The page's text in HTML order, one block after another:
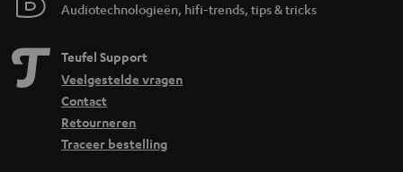
Audiotechnologieën, hifi-trends, tips & tricks
Teufel Support
Veelgestelde vragen
Contact
Retourneren
Traceer bestelling